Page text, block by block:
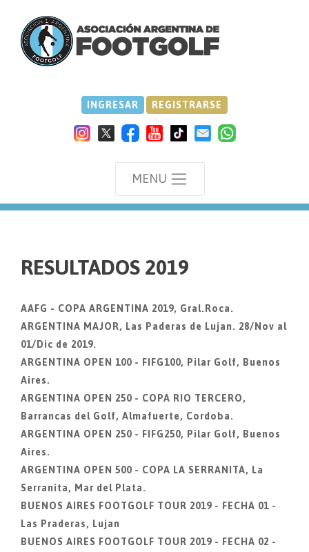
INGRESAR REGISTRARSE
MENU
RESULTADOS 2019
AAFG - COPA ARGENTINA 2019, Gral.Roca.
ARGENTINA MAJOR, Las Paderas de Lujan. 28/Nov al
01/Dic de 2019.
ARGENTINA OPEN 100 - FIFG100, Pilar Golf, Buenos
Aires.
ARGENTINA OPEN 250 - COPA RIO TERCERO,
Barrancas del Golf, Almafuerte, Cordoba.
ARGENTINA OPEN 250 - FIFG250, Pilar Golf, Buenos
Aires.
ARGENTINA OPEN 500 - COPA LA SERRANITA, La
Serranita, Mar del Plata.
BUENOS AIRES FOOTGOLF TOUR 2019 - FECHA 01 -
Las Praderas, Lujan
BUENOS AIRES FOOTGOLF TOUR 2019 - FECHA 02 -